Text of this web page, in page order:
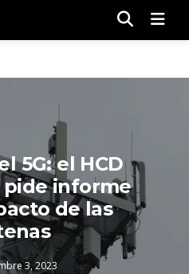
5G: el HCD
pide informe
de las
3, 2023